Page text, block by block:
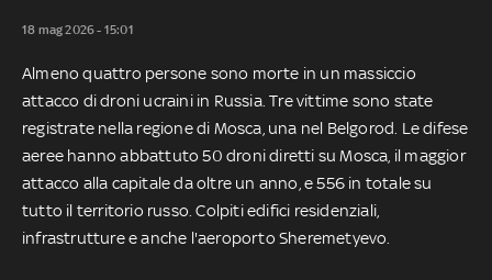
18 mag 2026 - 15:01
Almeno quattro persone sono morte in un massiccio
attacco di droni ucraini in Russia. Tre vittime sono state
registrate nella regione di Mosca, una nel Belgorod. Le difese
aeree hanno abbattuto 50 droni diretti su Mosca, il maggior
attacco alla capitale da oltre un anno, e 556 in totale su
tutto il territorio russo. Colpiti edifici residenziali,
infrastrutture e anche l'aeroporto Sheremetyevo.